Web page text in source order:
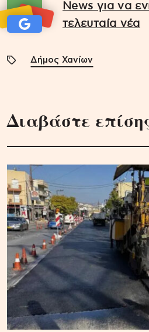
News για να
τελευταία νέα
Δήμος Χανίων
Διαβάστε